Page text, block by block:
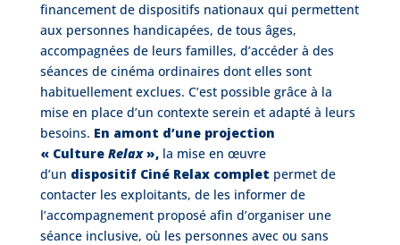
financement de dispositifs nationaux qui permettent
aux personnes handicapées, de tous âges,
accompagnées de leurs familles, d’accéder à des
séances de cinéma ordinaires dont elles sont
habituellement exclues. C’est possible grâce à la
mise en place d’un contexte serein et adapté à leurs
besoins. En amont d’une projection
« Culture Relax»,la mise en œuvre
d’un dispositif Ciné Relax complet permet de
contacter les exploitants, de les informer de
l’accompagnement proposé afin d’organiser une
séance inclusive, où les personnes avec ou sans